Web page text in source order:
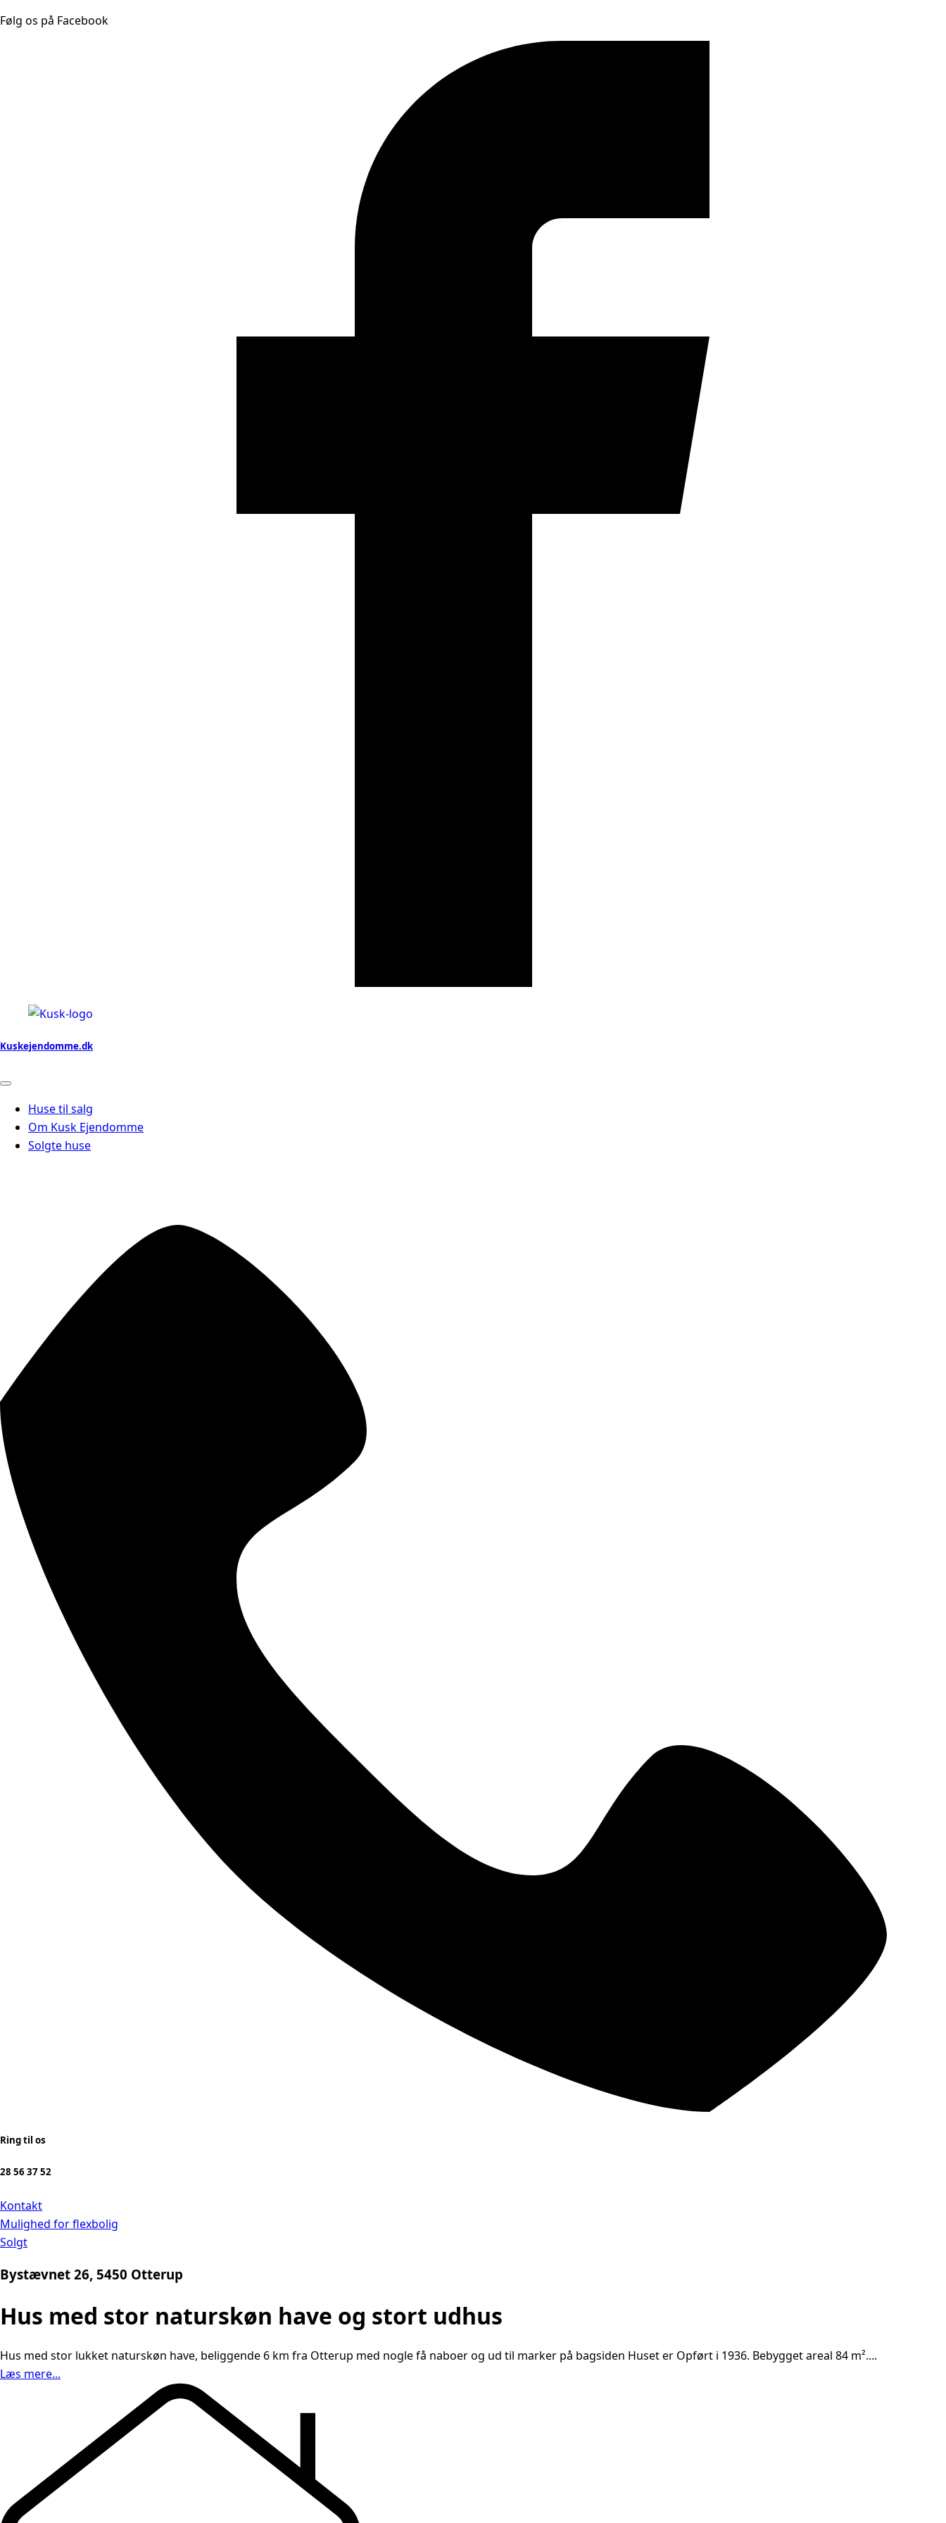
Følg os på Facebook
Kuskejendomme.dk
Huse til salg
Om Kusk Ejendomme
Solgte huse
Ring til os
28 56 37 52
Kontakt
Mulighed for flexbolig
Solgt
Bystævnet 26, 5450 Otterup
Hus med stor naturskøn have og stort udhus
Hus med stor lukket naturskøn have, beliggende 6 km fra Otterup med nogle få naboer og ud til marker på bagsiden Huset er Opført i 1936. Bebygget areal 84 m²....
Læs mere...